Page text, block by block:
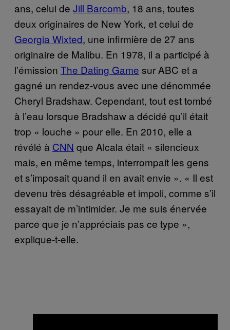
ans, celui de Jill​ Barcomb, 18 ans, toutes
deux originaires de New York, et celui de
Georgia Wix​t​ed, une infirmière de 27 ans
originaire de Malibu. En 1978, il a participé à
l’émission The ​Dating Game sur ABC et a
gagné un rendez-vous avec une dénommée
Cheryl Bradshaw. Cependant, tout est tombé
à l’eau lorsque Bradshaw a décidé qu’il était
trop « louche » pour elle. En 2010, elle a
révélé à CNN que Alcala était « silencieux
mais, en même temps, interrompait les gens
et s’imposait quand il en avait envie ». « Il est
devenu très désagréable et impoli, comme s’il
essayait de m’intimider. Je me suis énervée
parce que je n’appréciais pas ce type »,
explique-t-elle.